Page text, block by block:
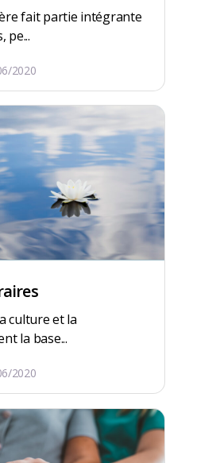
fait partie intégrante
pe...
2020
culture et la
la base...
2020